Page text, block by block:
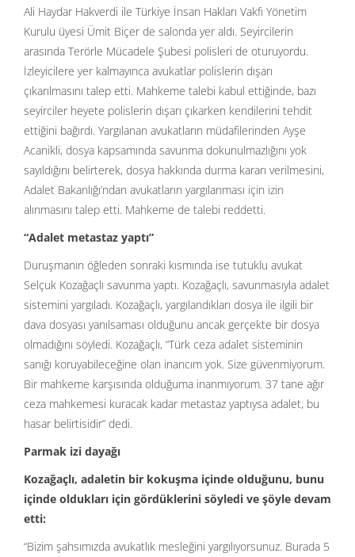
Ali Haydar Hakverdi ile Türkiye İnsan Hakları Vakfı Yönetim
Kurulu üyesi Ümit Biçer de salonda yer aldı. Seyircilerin
arasında Terörle Mücadele Şubesi polisleri de oturuyordu.
İzleyicilere yer kalmayınca avukatlar polislerin dışarı
çıkarılmasını talep etti. Mahkeme talebi kabul ettiğinde, bazı
seyirciler heyete polislerin dışarı çıkarken kendilerini tehdit
ettiğini bağırdı. Yargılanan avukatların müdafilerinden Ayşe
Acanikli, dosya kapsamında savunma dokunulmazlığını yok
sayıldığını belirterek, dosya hakkında durma kararı verilmesini,
Adalet Bakanlığı’ndan avukatların yargılanması için izin
alınmasını talep etti. Mahkeme de talebi reddetti.
“Adalet metastaz yaptı”
Duruşmanın öğleden sonraki kısmında ise tutuklu avukat
Selçuk Kozağaçlı savunma yaptı. Kozağaçlı, savunmasıyla adalet
sistemini yargıladı. Kozağaçlı, yargılandıkları dosya ile ilgili bir
dava dosyası yanılsaması olduğunu ancak gerçekte bir dosya
olmadığını söyledi. Kozağaçlı, “Türk ceza adalet sisteminin
sanığı koruyabileceğine olan inancım yok. Size güvenmiyorum.
Bir mahkeme karşısında olduğuma inanmıyorum. 37 tane ağır
ceza mahkemesi kuracak kadar metastaz yaptıysa adalet, bu
hasar belirtisidir” dedi.
Parmak izi dayağı
Kozağaçlı, adaletin bir kokuşma içinde olduğunu, bunu
içinde oldukları için gördüklerini söyledi ve şöyle devam
etti:
“Bizim şahsımızda avukatlık mesleğini yargılıyorsunuz. Burada 5